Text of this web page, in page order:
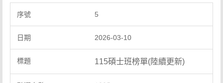
5
2026-03-10
115碩士班榜單(陸續更新)